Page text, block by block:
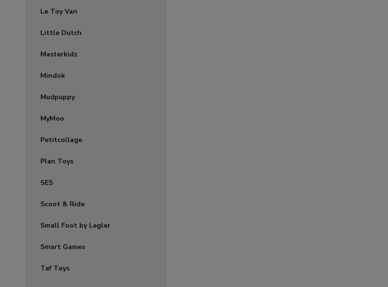
Le Toy Van
Little Dutch
Masterkidz
Mindok
Mudpuppy
MyMoo
Petitcollage
Plan Toys
SES
Scoot & Ride
Small Foot by Legler
Smart Games
Taf Toys